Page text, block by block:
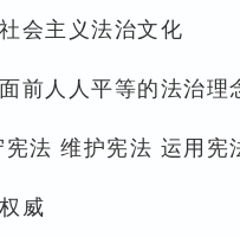
会主义法治文化
前人人平等的法治理
法 维护宪法 运用宪
威